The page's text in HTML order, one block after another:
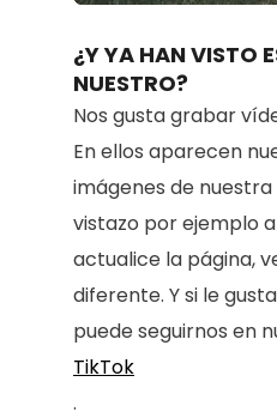
¿Y YA HAN VISTO
NUESTRO?
Nos gusta grabar
En ellos aparecen
imágenes de nuestra
vistazo por ejemplo
actualice la página,
diferente. Y si le
puede seguirnos en
TikTok
.